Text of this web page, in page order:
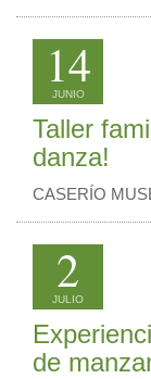
14
JUNIO
Taller
danza!
CASERÍO
2
JULIO
de